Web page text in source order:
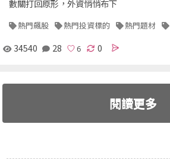
數關打回原形，外資悄悄布下
熱門飆股 熱門投資標的 熱門題材
34540 28 0
閱讀更多